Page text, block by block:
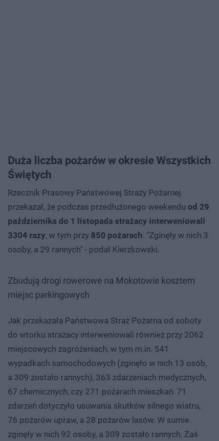
Duża liczba pożarów w okresie Wszystkich
Świętych
Rzecznik Prasowy Państwowej Straży Pożarnej
przekazał, że podczas przedłużonego weekendu od 29
października do 1 listopada strażacy interweniowali
3304 razy, w tym przy 850 pożarach. "Zginęły w nich 3
osoby, a 29 rannych" - podał Kierzkowski.
Zbudują drogi rowerowe na Mokotowie kosztem
miejsc parkingowych
Jak przekazała Państwowa Straż Pożarna od soboty
do wtorku strażacy interweniowali również przy 2062
miejscowych zagrożeniach, w tym m.in. 541
wypadkach samochodowych (zginęło w nich 13 osób,
a 309 zostało rannych), 363 zdarzeniach medycznych,
67 chemicznych, czy 271 pożarach mieszkań. 71
zdarzeń dotyczyło usuwania skutków silnego wiatru,
76 pożarów upraw, a 28 pożarów lasów. W sumie
zginęły w nich 92 osoby, a 309 zostało rannych. Zaś